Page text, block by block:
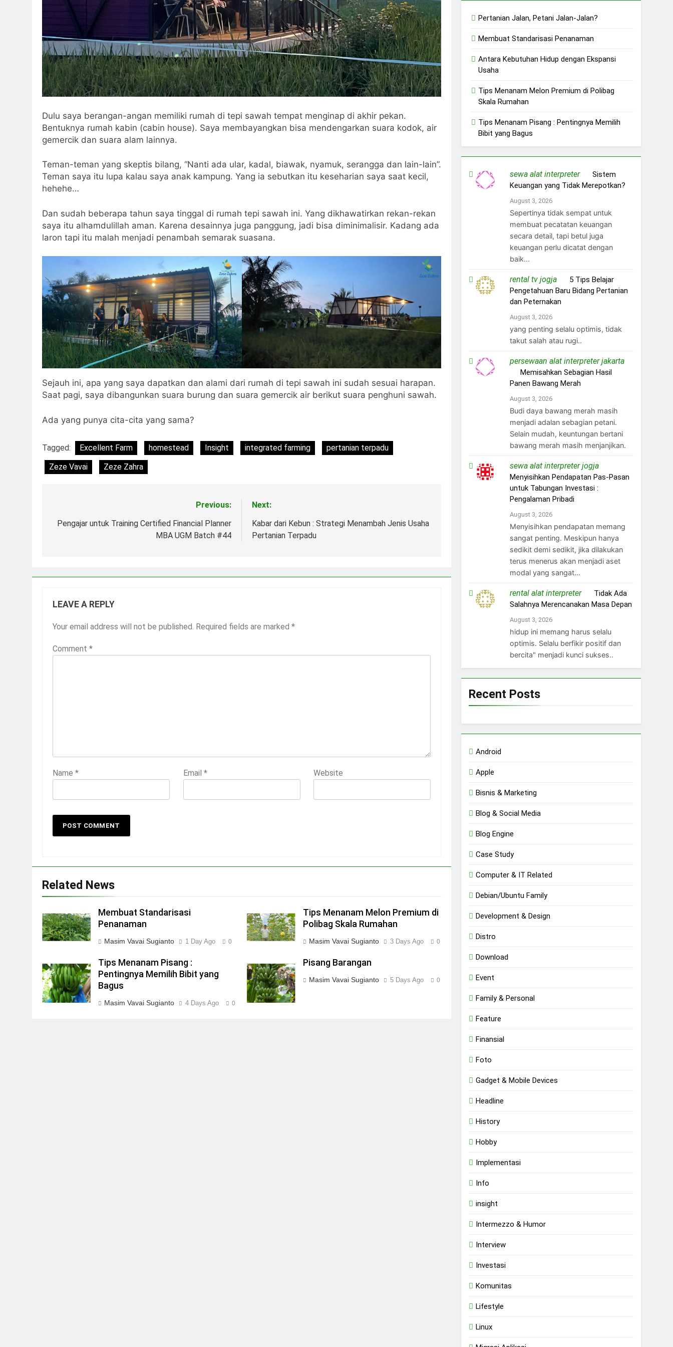
Dulu saya berangan-angan memiliki rumah di tepi sawah tempat menginap di akhir pekan.
Bentuknya rumah kabin (cabin house). Saya membayangkan bisa mendengarkan suara kodok, air
gemercik dan suara alam lainnya.
Teman-teman yang skeptis bilang, “Nanti ada ular, kadal, biawak, nyamuk, serangga dan lain-lain”.
Teman saya itu lupa kalau saya anak kampung. Yang ia sebutkan itu keseharian saya saat kecil,
hehehe…
Dan sudah beberapa tahun saya tinggal di rumah tepi sawah ini. Yang dikhawatirkan rekan-rekan
saya itu alhamdulillah aman. Karena desainnya juga panggung, jadi bisa diminimalisir. Kadang ada
laron tapi itu malah menjadi penambah semarak suasana.
Sejauh ini, apa yang saya dapatkan dan alami dari rumah di tepi sawah ini sudah sesuai harapan.
Saat pagi, saya dibangunkan suara burung dan suara gemercik air berikut suara penghuni sawah.
Ada yang punya cita-cita yang sama?
Tagged: Excellent Farm homestead Insight integrated farming
pertanian terpadu
Zeze Vavai
Zeze Zahra
navigation
Previous:
Pengajar untuk Training Certified Financial Planner
MBA UGM Batch #44
Next:
Kabar dari Kebun : Strategi Menambah Jenis Usaha
Pertanian Terpadu
LEAVE A REPLY
Your email address will not be published. Required fields are marked *
Comment *
Name * Email * Website
Related News
Membuat Standarisasi
Penanaman
Masim Vavai Sugianto 1 Day Ago 0
Tips Menanam Melon Premium di
Polibag Skala Rumahan
Masim Vavai Sugianto 3 Days Ago 0
Tips Menanam Pisang :
Pentingnya Memilih Bibit yang
Bagus
Masim Vavai Sugianto 4 Days Ago 0
Pisang Barangan
Masim Vavai Sugianto 5 Days Ago 0
Pertanian Jalan, Petani Jalan-Jalan?
Membuat Standarisasi Penanaman
Antara Kebutuhan Hidup dengan Ekspansi
Usaha
Tips Menanam Melon Premium di Polibag
Skala Rumahan
Tips Menanam Pisang : Pentingnya Memilih
Bibit yang Bagus
sewa alat interpreteron Sistem
Keuangan yang Tidak Merepotkan?
August 3, 2026
Sepertinya tidak sempat untuk
membuat pecatatan keuangan
secara detail, tapi betul juga
keuangan perlu dicatat dengan
baik...
rental tv jogjaon 5 Tips Belajar
Pengetahuan Baru Bidang Pertanian
dan Peternakan
August 3, 2026
yang penting selalu optimis, tidak
takut salah atau rugi..
persewaan alat interpreter jakarta
Memisahkan Sebagian Hasil
Panen Bawang Merah
August 3, 2026
Budi daya bawang merah masih
menjadi adalan sebagian petani.
Selain mudah, keuntungan bertani
bawang merah masih menjanjikan.
sewa alat interpreter jogjaon
Menyisihkan Pendapatan Pas-Pasan
untuk Tabungan Investasi :
Pengalaman Pribadi
August 3, 2026
Menyisihkan pendapatan memang
sangat penting. Meskipun hanya
sedikit demi sedikit, jika dilakukan
terus menerus akan menjadi aset
modal yang sangat…
rental alat interpreteron Tidak Ada
Salahnya Merencanakan Masa Depan
August 3, 2026
hidup ini memang harus selalu
optimis. Selalu berfikir positif dan
bercita" menjadi kunci sukses..
Recent Posts
Android
Apple
Bisnis & Marketing
Blog & Social Media
Blog Engine
Case Study
Computer & IT Related
Debian/Ubuntu Family
Development & Design
Distro
Download
Event
Family & Personal
Feature
Finansial
Foto
Gadget & Mobile Devices
Headline
History
Hobby
Implementasi
Info
insight
Intermezzo & Humor
Interview
Investasi
Komunitas
Lifestyle
Linux